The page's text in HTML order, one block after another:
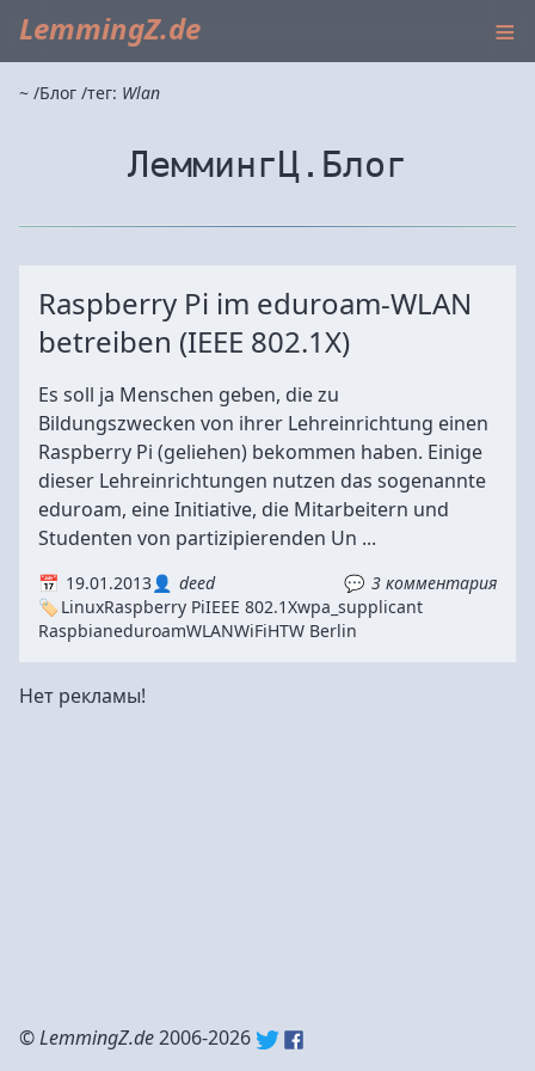
LemmingZ.de ≡
~ Блог тег: Wlan
ЛеммингЦ.Блог
Raspberry Pi im eduroam-WLAN
betreiben (IEEE 802.1X)
Es soll ja Menschen geben, die zu
Bildungszwecken von ihrer Lehreinrichtung einen
Raspberry Pi (geliehen) bekommen haben. Einige
dieser Lehreinrichtungen nutzen das sogenannte
eduroam, eine Initiative, die Mitarbeitern und
Studenten von partizipierenden Un ...
19.01.2013 deed
3 комментария
LinuxRaspberry PiIEEE 802.1Xwpa_supplicant
RaspbianeduroamWLANWiFiHTW Berlin
Нет рекламы!
©LemmingZ.de2006-2026